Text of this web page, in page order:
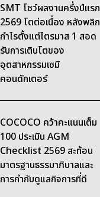
SMT โชว์ผลงานครึ่งปีแรก
2569 โตต่อเนื่อง หลังพลิก
กำไรตั้งแต่ไตรมาส 1 สอด
รับการเติบโตของ
อุตสาหกรรมเซมิ
คอนดักเตอร์
COCOCO คว้าคะแนนเต็ม
100 ประเมิน AGM
Checklist 2569 สะท้อน
มาตรฐานธรรมาภิบาลและ
การกำกับดูแลกิจการที่ดี